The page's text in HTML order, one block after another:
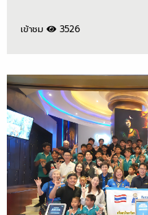
เข้าชม 3526